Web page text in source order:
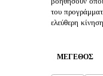
του
ελεύθερη
ΜΈΓΕΘΟΣ